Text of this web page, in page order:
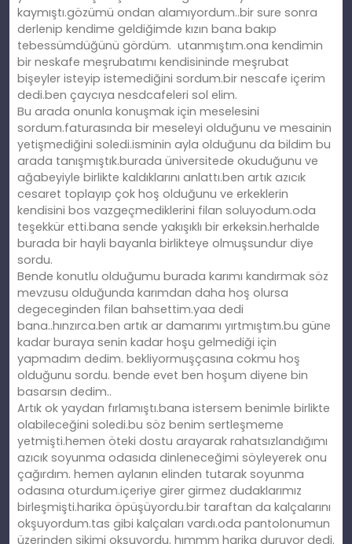
kaymıştı.gözümü ondan alamıyordum..bir sure sonra
derlenip kendime geldiğimde kızın bana bakıp
tebessümdüğünü gördüm. utanmıştım.ona kendimin
bir neskafe meşrubatımı kendisininde meşrubat
bişeyler isteyip istemediğini sordum.bir nescafe içerim
dedi.ben çaycıya nesdcafeleri sol elim.
Bu arada onunla konuşmak için meselesini
sordum.faturasında bir meseleyi olduğunu ve mesainin
yetişmediğini soledi.isminin ayla olduğunu da bildim bu
arada tanışmıştık.burada üniversitede okuduğunu ve
ağabeyiyle birlikte kaldıklarını anlattı.ben artık azıcık
cesaret toplayıp çok hoş olduğunu ve erkeklerin
kendisini bos vazgeçmediklerini filan soluyodum.oda
teşekkür etti.bana sende yakışıklı bir erkeksin.herhalde
burada bir hayli bayanla birlikteye olmuşsundur diye
sordu.
Bende konutlu olduğumu burada karımı kandırmak söz
mevzusu olduğunda karımdan daha hoş olursa
degeceginden filan bahsettim.yaa dedi
bana..hınzırca.ben artık ar damarımı yırtmıştım.bu güne
kadar buraya senin kadar hoşu gelmediği için
yapmadım dedim. bekliyormuşçasına cokmu hoş
olduğunu sordu. bende evet ben hoşum diyene bin
basarsın dedim..
Artık ok yaydan fırlamıştı.bana istersem benimle birlikte
olabileceğini soledi.bu söz benim sertleşmeme
yetmişti.hemen öteki dostu arayarak rahatsızlandığımı
azıcık soyunma odasıda dinleneceğimi söyleyerek onu
çağırdım. hemen aylanın elinden tutarak soyunma
odasına oturdum.içeriye girer girmez dudaklarımız
birleşmişti.harika öpüşüyordu.bir taraftan da kalçalarını
okşuyordum.tas gibi kalçaları vardı.oda pantolonumun
üzerinden sikimi okşuyordu. hımmm harika duruyor dedi.